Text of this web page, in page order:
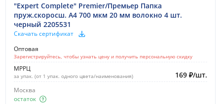
"Expert Complete" Premier/Премьер Папка
пруж.скоросш. A4 700 мкм 20 мм волокно 4 шт.
черный 2205531
Скачать сертификат
Оптовая
Зарегистрируйтесь, чтобы узнать цену и получить персональную скидку
МРРЦ
за упак. (от 1 упак. одного цвета/наименования) 169 ₽/шт.
Москва
остаток